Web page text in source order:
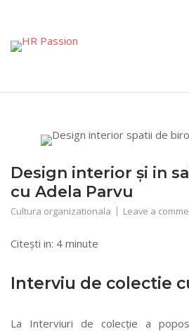
content
Design interior și in
cu Adela Parvu
Cultura organizationala Leave a
Citești in: 4 minute
Interviu de colectie
La Interviuri de colecție a